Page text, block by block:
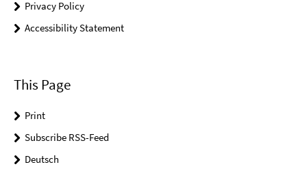
Privacy Policy
Accessibility Statement
This Page
Print
Subscribe RSS-Feed
Deutsch